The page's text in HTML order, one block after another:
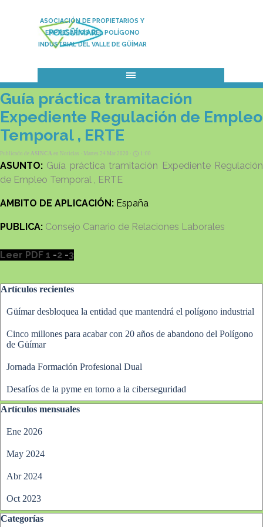
ASOCIACIÓN DE PROPIETARIOS Y
EMPRESARIOS DEL POLÍGONO
INDUSTRIAL DEL VALLE DE GÜÍMAR
Saltar menú
Guía práctica tramitación
Expediente Regulación de Empleo
Temporal , ERTE
Publicado de ASINCA en Noticias · Martes 24 Mar 2020 · 1:00
ASUNTO: Guía práctica tramitación Expediente Regulación
de Empleo Temporal , ERTE
AMBITO DE APLICACIÓN: España
PUBLICA: Consejo Canario de Relaciones Laborales
Leer PDF 1 -2 -3
Saltar el bloque Artículos recientes
Artículos recientes
Güímar desbloquea la entidad que mantendrá el polígono industrial
Cinco millones para acabar con 20 años de abandono del Polígono
de Güímar
Jornada Formación Profesional Dual
Desafíos de la pyme en torno a la ciberseguridad
Saltar el bloque Artículos mensuales
Artículos mensuales
Ene 2026
May 2024
Abr 2024
Oct 2023
Saltar el bloque Categorías
Categorías